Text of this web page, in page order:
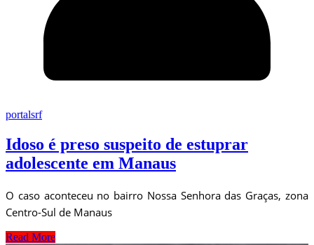
portalsrf
Idoso é preso suspeito de estuprar
adolescente em Manaus
O caso aconteceu no bairro Nossa Senhora das Graças, zona
Centro-Sul de Manaus
Read More